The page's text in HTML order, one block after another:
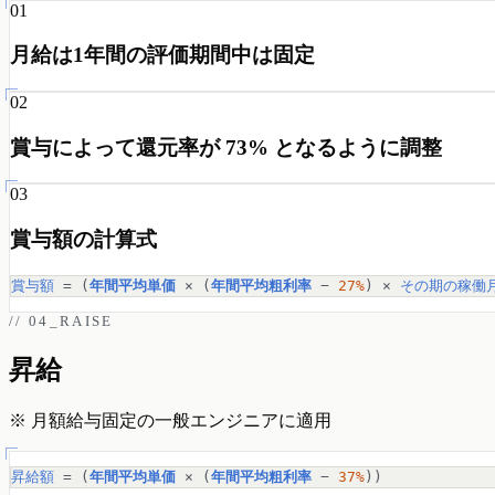
01
月給は1年間の評価期間中は固定
02
賞与によって還元率が 73% となるように調整
03
賞与額の計算式
賞与額 = ( 年間平均単価 × ( 年間平均粗利率 − 27% ) × その期の稼働
// 04_RAISE
昇給
※ 月額給与固定の一般エンジニアに適用
昇給額 = (年間平均単価 × (年間平均粗利率 − 37%))